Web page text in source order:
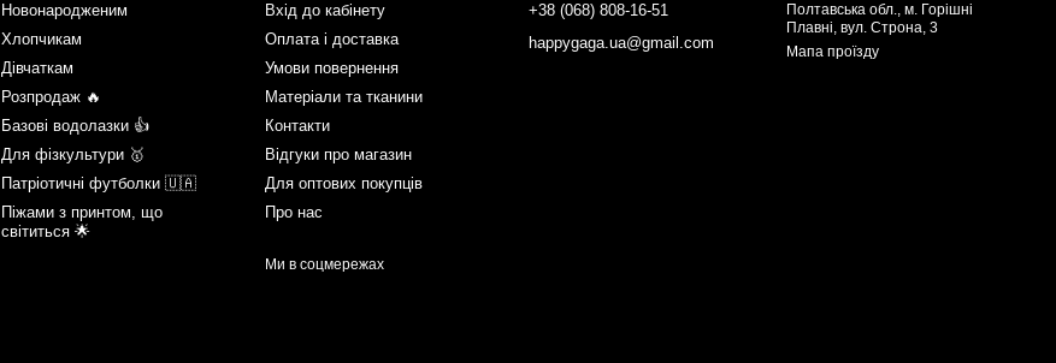
Новонародженим
Хлопчикам
Дівчаткам
Розпродаж 🔥
Базові водолазки 👍
Для фізкультури 🥇
Патріотичні футболки 🇺🇦
Піжами з принтом, що
світиться 🌟
Вхід до кабінету
Оплата і доставка
Умови повернення
Матеріали та тканини
Контакти
Відгуки про магазин
Для оптових покупців
Про нас
Ми в соцмережах
+38 (068) 808-16-51
happygaga.ua@gmail.com
Полтавська обл., м. Горішні
Плавні, вул. Строна, 3
Мапа проїзду